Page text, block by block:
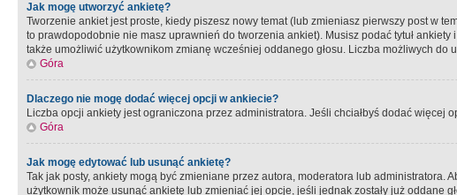
Jak mogę utworzyć ankietę?
Tworzenie ankiet jest proste, kiedy piszesz nowy temat (lub zmieniasz pierwszy post w
to prawdopodobnie nie masz uprawnień do tworzenia ankiet). Musisz podać tytuł
także umożliwić użytkownikom zmianę wcześniej oddanego głosu. Liczba możliwych
Góra
Dlaczego nie mogę dodać więcej opcji w ankiecie?
Liczba opcji ankiety jest ograniczona przez administratora. Jeśli chciałbyś dodać więcej
Góra
Jak mogę edytować lub usunąć ankietę?
Tak jak posty, ankiety mogą być zmieniane przez autora, moderatora lub administratora.
użytkownik może usunąć ankietę lub zmieniać jej opcje, jeśli jednak zostały już oddane